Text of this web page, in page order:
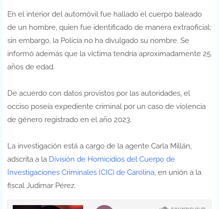
En el interior del automóvil fue hallado el cuerpo baleado
de un hombre, quien fue identificado de manera extraoficial;
sin embargo, la Policía no ha divulgado su nombre. Se
informó además que la víctima tendría aproximadamente 25
años de edad.
De acuerdo con datos provistos por las autoridades, el
occiso poseía expediente criminal por un caso de violencia
de género registrado en el año 2023.
La investigación está a cargo de la agente Carla Millán,
adscrita a la División de Homicidios del Cuerpo de
Investigaciones Criminales (CIC) de Carolina, en unión a la
fiscal Judimar Pérez.